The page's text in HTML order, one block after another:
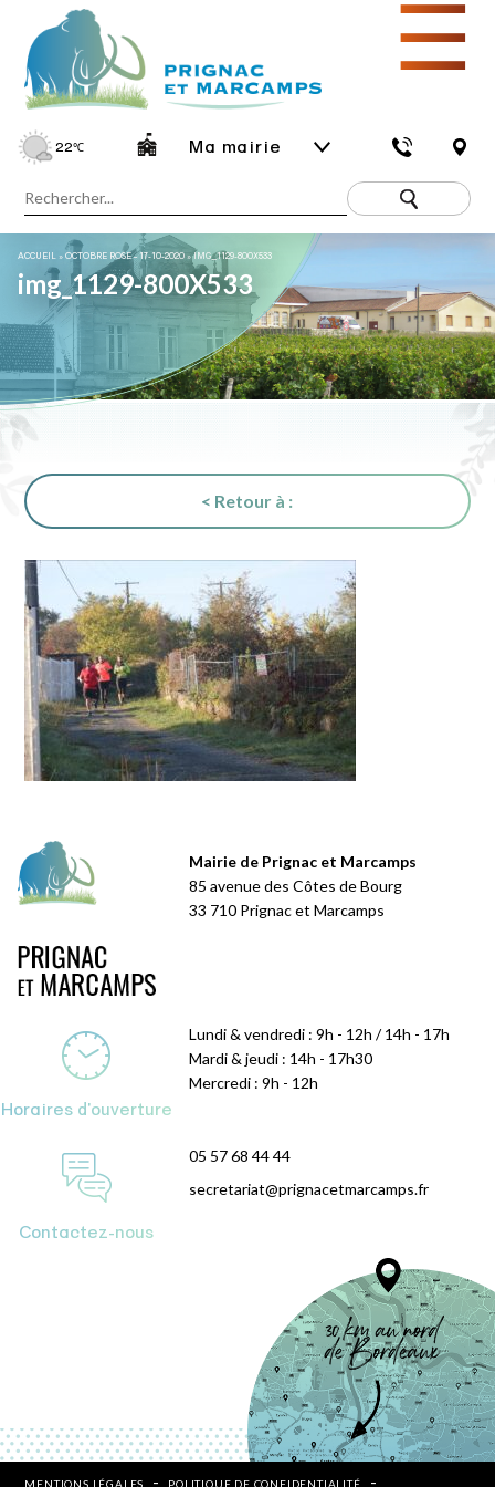
22℃ Ma mairie
☰
ACCUEIL »OCTOBRE ROSE – 17-10-2020»IMG_1129-800X533
img_1129-800X533
< Retour à :
Mairie de Prignac et Marcamps
85 avenue des Côtes de Bourg
33 710 Prignac et Marcamps
Horaires d'ouverture
Lundi & vendredi : 9h - 12h / 14h - 17h
Mardi & jeudi : 14h - 17h30
Mercredi : 9h - 12h
Contactez-nous
05 57 68 44 44
secretariat@prignacetmarcamps.fr
MENTIONS LÉGALES POLITIQUE DE CONFIDENTIALITÉ